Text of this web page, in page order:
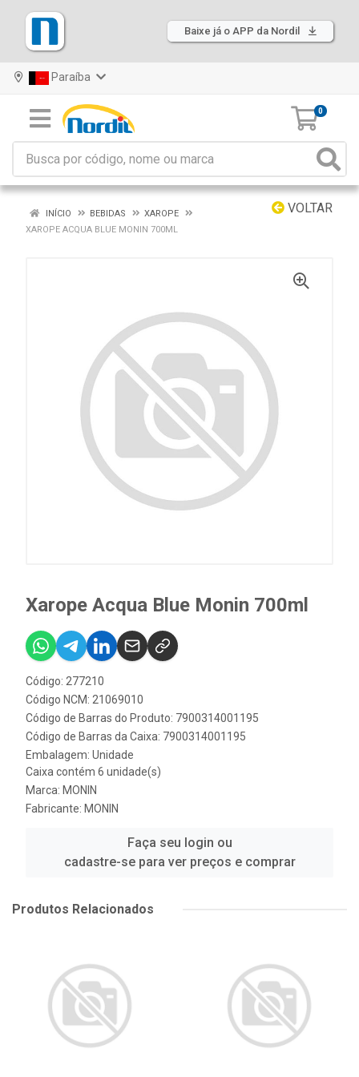
Baixe já o APP da Nordil
Paraíba
0
VOLTAR
INÍCIO BEBIDAS
XAROPE
XAROPE ACQUA BLUE MONIN 700ML
Xarope Acqua Blue Monin 700ml
Código: 277210
Código NCM: 21069010
Código de Barras do Produto: 7900314001195
Código de Barras da Caixa: 7900314001195
Embalagem: Unidade
Caixa contém 6 unidade(s)
Marca: MONIN
Fabricante: MONIN
Faça seu login ou
cadastre-se para ver preços e comprar
Produtos Relacionados